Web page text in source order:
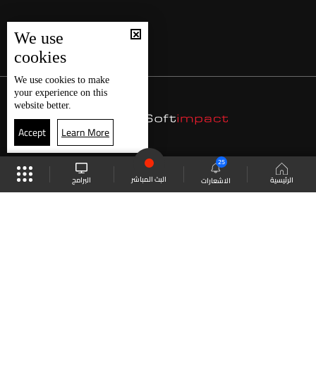
الرئيسية الاشعارات
25
البث المباشر البرامج
We use
cookies
We use cookies to make
your experience on this
website better.
Accept Learn More
موقع البرامج الجدول البث المباشر